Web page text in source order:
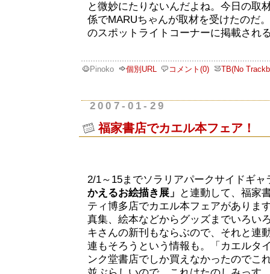
と微妙にたりないんだよね。今日の取
係でMARUちゃんが取材を受けたのだ
のスポットライトコーナーに掲載され
Pinoko 個別URL コメント(0) TB(No
2007-01-29
福家書店でカエル本フェア！
2/1～15までソラリアパークサイドギャ
かえるお絵描き展」
と連動して、福家
ティ博多店でカエル本フェアがありま
真集、絵本などからグッズまでいろい
キさんの新刊もならぶので、それと連
連もそろうという情報も。「カエルタ
ンク堂書店でしか買えなかったのでこ